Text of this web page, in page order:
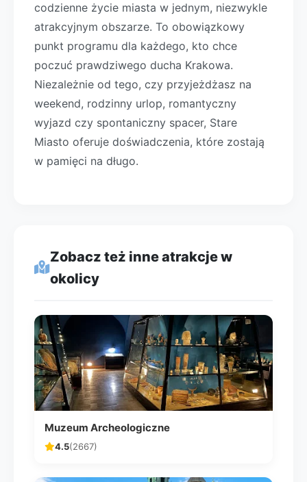
codzienne życie miasta w jednym, niezwykle
atrakcyjnym obszarze. To obowiązkowy
punkt programu dla każdego, kto chce
poczuć prawdziwego ducha Krakowa.
Niezależnie od tego, czy przyjeżdżasz na
weekend, rodzinny urlop, romantyczny
wyjazd czy spontaniczny spacer, Stare
Miasto oferuje doświadczenia, które zostają
w pamięci na długo.
Zobacz też inne atrakcje w
okolicy
Muzeum Archeologiczne
4.5(2667)